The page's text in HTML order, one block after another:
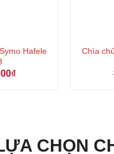
Hafele
₫Giá
Chìa
CHỌN